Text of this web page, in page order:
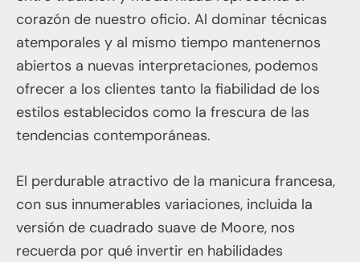
corazón de nuestro oficio. Al dominar técnicas
atemporales y al mismo tiempo mantenernos
abiertos a nuevas interpretaciones, podemos
ofrecer a los clientes tanto la fiabilidad de los
estilos establecidos como la frescura de las
tendencias contemporáneas.
El perdurable atractivo de la manicura francesa,
con sus innumerables variaciones, incluida la
versión de cuadrado suave de Moore, nos
recuerda por qué invertir en habilidades